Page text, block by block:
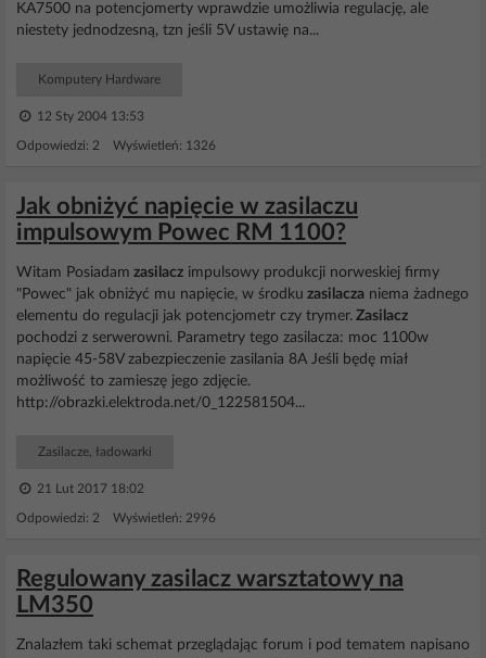
KA7500 na potencjomerty wprawdzie umożliwia regulację, ale
niestety jednodzesną, tzn jeśli 5V ustawię na...
Komputery Hardware
12 Sty 2004 13:53
Odpowiedzi: 2 Wyświetleń: 1326
Jak obniżyć napięcie w zasilaczu
impulsowym Powec RM 1100?
Witam Posiadam zasilacz impulsowy produkcji norweskiej firmy
"Powec" jak obniżyć mu napięcie, w środku zasilacza niema żadnego
elementu do regulacji jak potencjometr czy trymer. Zasilacz
pochodzi z serwerowni. Parametry tego zasilacza: moc 1100w
napięcie 45-58V zabezpieczenie zasilania 8A Jeśli będę miał
możliwość to zamieszę jego zdjęcie.
http://obrazki.elektroda.net/0_122581504...
Zasilacze, ładowarki
21 Lut 2017 18:02
Odpowiedzi: 2 Wyświetleń: 2996
Regulowany zasilacz warsztatowy na
LM350
Znalazłem taki schemat przeglądając forum i pod tematem napisano